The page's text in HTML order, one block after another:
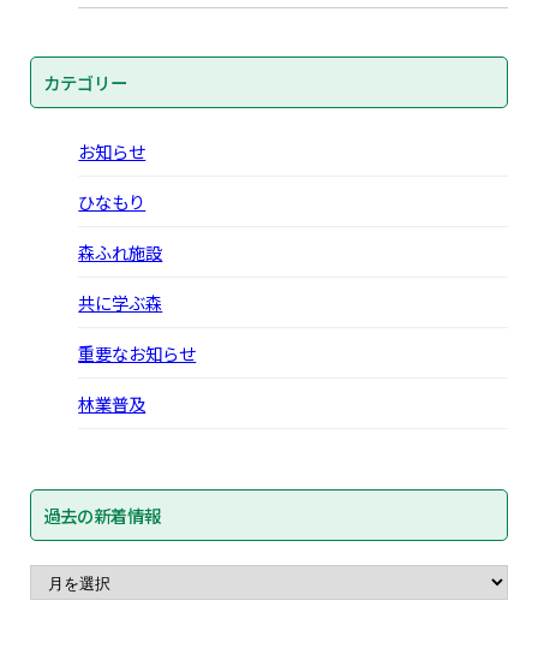
カテゴリー
お知らせ
ひなもり
森ふれ施設
共に学ぶ森
重要なお知らせ
林業普及
過去の新着情報